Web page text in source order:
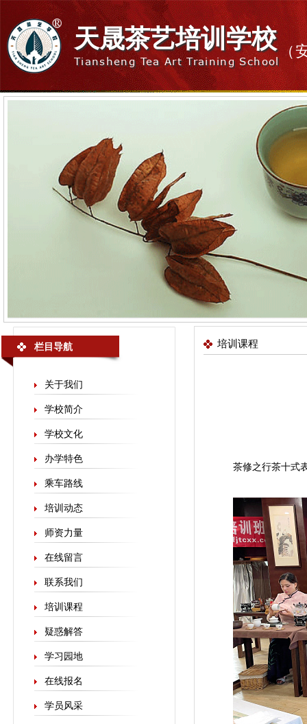
天晟茶艺培训学校
Tiansheng Tea Art Training School
（
栏目导航
关于我们
学校简介
学校文化
办学特色
乘车路线
培训动态
师资力量
在线留言
联系我们
培训课程
疑惑解答
学习园地
在线报名
学员风采
培训课程
茶修之行茶十式